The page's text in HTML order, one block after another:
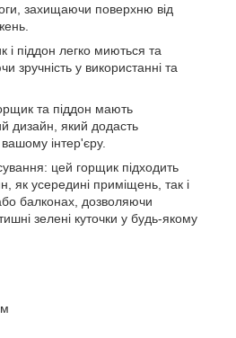
захищаючи поверхню від
і піддон легко миються та
зручність у використанні та
та піддон мають
дизайн, який додасть
інтер'єру.
цей горщик підходить
як усередині приміщень, так і
балконах, дозволяючи
зелені куточки у будь-якому